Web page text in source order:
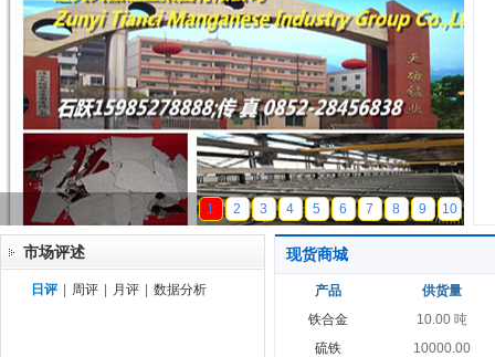
天磁锰业
1 2 3 4 5 6 7 8 9 10
市场评述
日评 周评 月评 数据分析
现货商城
产品
供货量
铁合金
10.00 吨
硫铁
10000.00